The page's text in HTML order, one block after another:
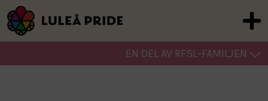
EN DEL AV RFSL-FAMILJEN